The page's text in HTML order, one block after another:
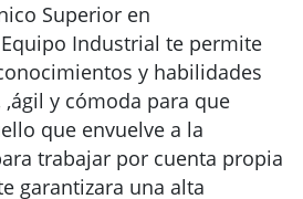
Superior en
Industrial te permite
y habilidades
y cómoda para que
que envuelve a la
trabajar por cuenta propia
garantizara una alta